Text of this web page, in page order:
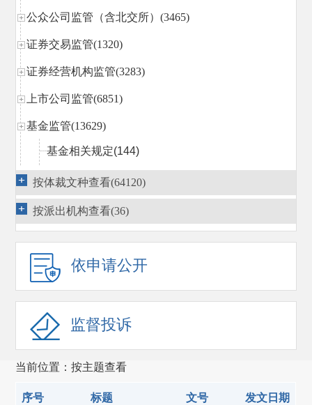
公众公司监管（含北交所）(3465)
证券交易监管(1320)
证券经营机构监管(3283)
上市公司监管(6851)
基金监管(13629)
基金相关规定(144)
机构设立(697)
业务资格(1672)
人员资格(484)
产品(10371)
相关名录
反馈意见
进度公示(1)
私募基金监管(13)
按体裁文种查看(64120)
按派出机构查看(36)
依申请公开
监督投诉
当前位置：按主题查看
序号 标题 文号 发文日期